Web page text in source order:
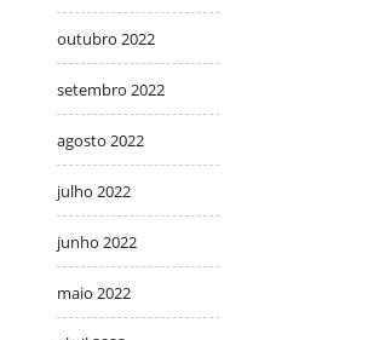
outubro 2022
setembro 2022
agosto 2022
julho 2022
junho 2022
maio 2022